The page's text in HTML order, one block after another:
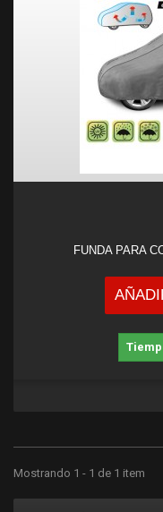
FUNDA PARA
Mostrando 1 - 1 de 1 item